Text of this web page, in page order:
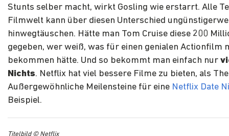
Stunts selber macht, wirkt Gosling wie erstarrt. Alle
Filmwelt kann über diesen Unterschied
hinwegtäuschen. Hätte man Tom Cruise diese 200
gegeben, wer weiß, was für einen genialen Actionfilm
bekommen hätte. Und so bekommt man einfach nur
Nichts. Netflix hat viel bessere Filme zu bieten, als
Außergewöhnliche Meilensteine für eine Netflix Date
Beispiel.
Titelbild © Netflix